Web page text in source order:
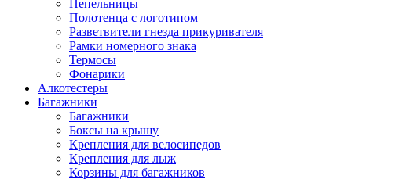
Пепельницы
Полотенца с логотипом
Разветвители гнезда прикуривателя
Рамки номерного знака
Термосы
Фонарики
Алкотестеры
Багажники
Багажники
Боксы на крышу
Крепления для велосипедов
Крепления для лыж
Корзины для багажников